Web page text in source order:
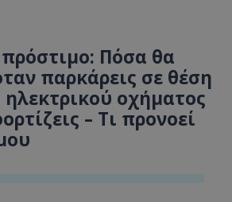
Πόσα θα
παρκάρεις σε θέση
οχήματος
– Τι προνοεί